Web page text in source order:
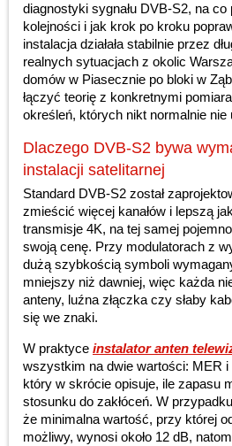
diagnostyki sygnału DVB-S2, na
kolejności i jak krok po kroku
instalacja działała stabilnie przez
realnych sytuacjach z okolic
domów w Piasecznie po bloki w
łączyć teorię z konkretnymi
określeń, których nikt normalnie nie
Dlaczego DVB-S2 bywa
instalacji satelitarnej
Standard DVB-S2 został
zmieścić więcej kanałów i lepszą
transmisje 4K, na tej samej
swoją cenę. Przy modulatorach z
dużą szybkością symboli
mniejszy niż dawniej, więc każda
anteny, luźna złączka czy słaby
się we znaki.
W praktyce instalator anten
wszystkim na dwie wartości: MER
który w skrócie opisuje, ile zapasu
stosunku do zakłóceń. W
że minimalna wartość, przy której
możliwy, wynosi około 12 dB,